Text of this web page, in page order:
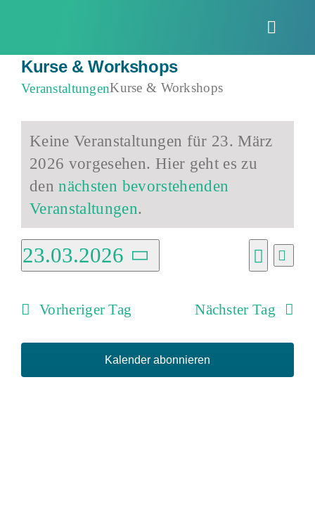
Toggle
Kurse & Workshops
VeranstaltungenKurse & Workshops
Veranstaltungen
für
23.
März
2026
Hinweis
Keine Veranstaltungen für 23. März
2026 vorgesehen. Hier geht es zu
dennächsten bevorstehenden
Veranstaltungen.
und
Suche
Tag
23.03.2026
wählen.
Vorheriger Tag Nächster Tag
Kalender abonnieren